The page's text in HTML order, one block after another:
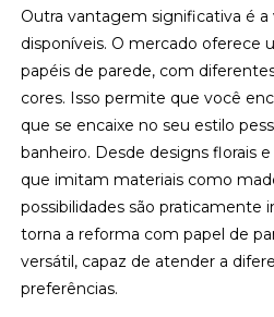
Outra vantagem significativa é a
disponíveis. O mercado oferece
papéis de parede, com
cores. Isso permite que você
que se encaixe no seu estilo
banheiro. Desde designs florais
que imitam materiais como
possibilidades são praticamente
torna a reforma com papel de
versátil, capaz de atender a
preferências.